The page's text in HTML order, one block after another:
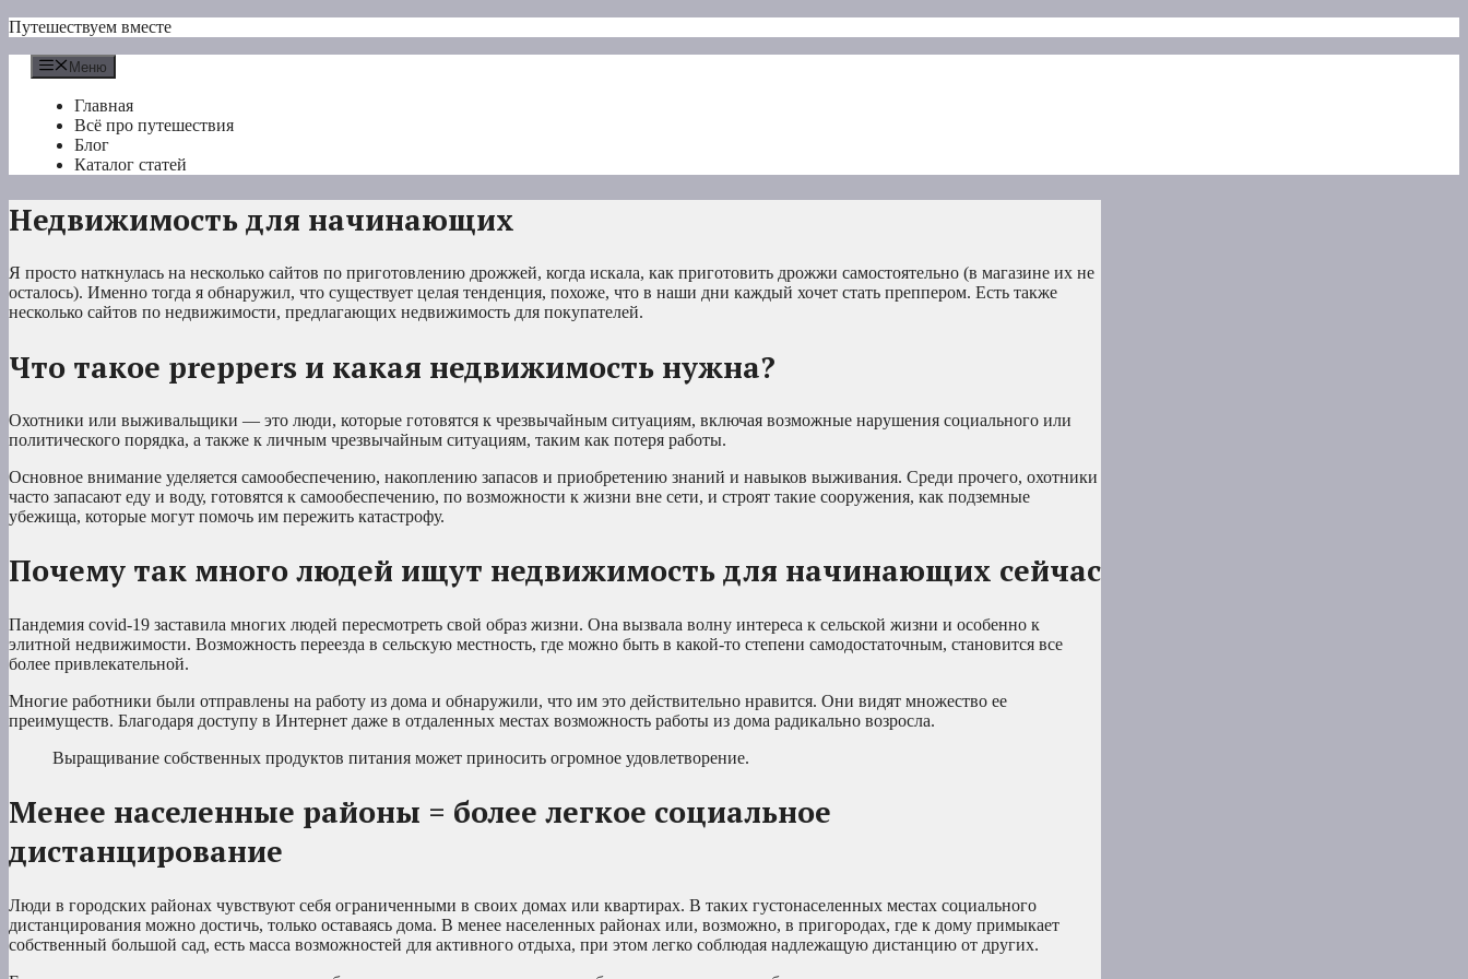
Перейти
содержимому
Путешествуем вместе
Меню
Главная
Всё про путешествия
Блог
Каталог статей
Недвижимость для начинающих
Я просто наткнулась на несколько сайтов по приготовлению дрожжей, когда искала, как приготовить дрожжи самостоятельно (в магазине их не
осталось). Именно тогда я обнаружил, что существует целая тенденция, похоже, что в наши дни каждый хочет стать преппером. Есть также
несколько сайтов по недвижимости, предлагающих недвижимость для покупателей.
Что такое preppers и какая недвижимость нужна?
Охотники или выживальщики — это люди, которые готовятся к чрезвычайным ситуациям, включая возможные нарушения социального или
политического порядка, а также к личным чрезвычайным ситуациям, таким как потеря работы.
Основное внимание уделяется самообеспечению, накоплению запасов и приобретению знаний и навыков выживания. Среди прочего, охотники
часто запасают еду и воду, готовятся к самообеспечению, по возможности к жизни вне сети, и строят такие сооружения, как подземные
убежища, которые могут помочь им пережить катастрофу.
Почему так много людей ищут недвижимость для начинающих сейчас
Пандемия covid-19 заставила многих людей пересмотреть свой образ жизни. Она вызвала волну интереса к сельской жизни и особенно к
элитной недвижимости. Возможность переезда в сельскую местность, где можно быть в какой-то степени самодостаточным, становится все
более привлекательной.
Многие работники были отправлены на работу из дома и обнаружили, что им это действительно нравится. Они видят множество ее
преимуществ. Благодаря доступу в Интернет даже в отдаленных местах возможность работы из дома радикально возросла.
Выращивание собственных продуктов питания может приносить огромное удовлетворение.
Менее населенные районы = более легкое социальное
дистанцирование
Люди в городских районах чувствуют себя ограниченными в своих домах или квартирах. В таких густонаселенных местах социального
дистанцирования можно достичь, только оставаясь дома. В менее населенных районах или, возможно, в пригородах, где к дому примыкает
собственный большой сад, есть масса возможностей для активного отдыха, при этом легко соблюдая надлежащую дистанцию от других.